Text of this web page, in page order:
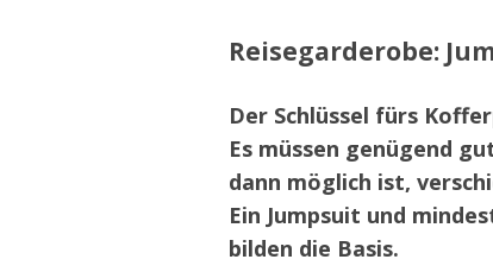
Reisegarderobe:
Der Schlüssel fürs
Es müssen genügend
dann möglich ist,
Ein Jumpsuit und
bilden die Basis.